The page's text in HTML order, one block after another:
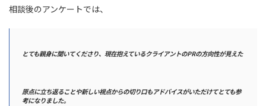
相談後のアンケートでは、
とても親身に聞いてくださり、現在抱えているクライアントのPRの方向性が見えた
原点に立ち返ることや新しい視点からの切り口もアドバイスがいただけてとても参
考になりました。